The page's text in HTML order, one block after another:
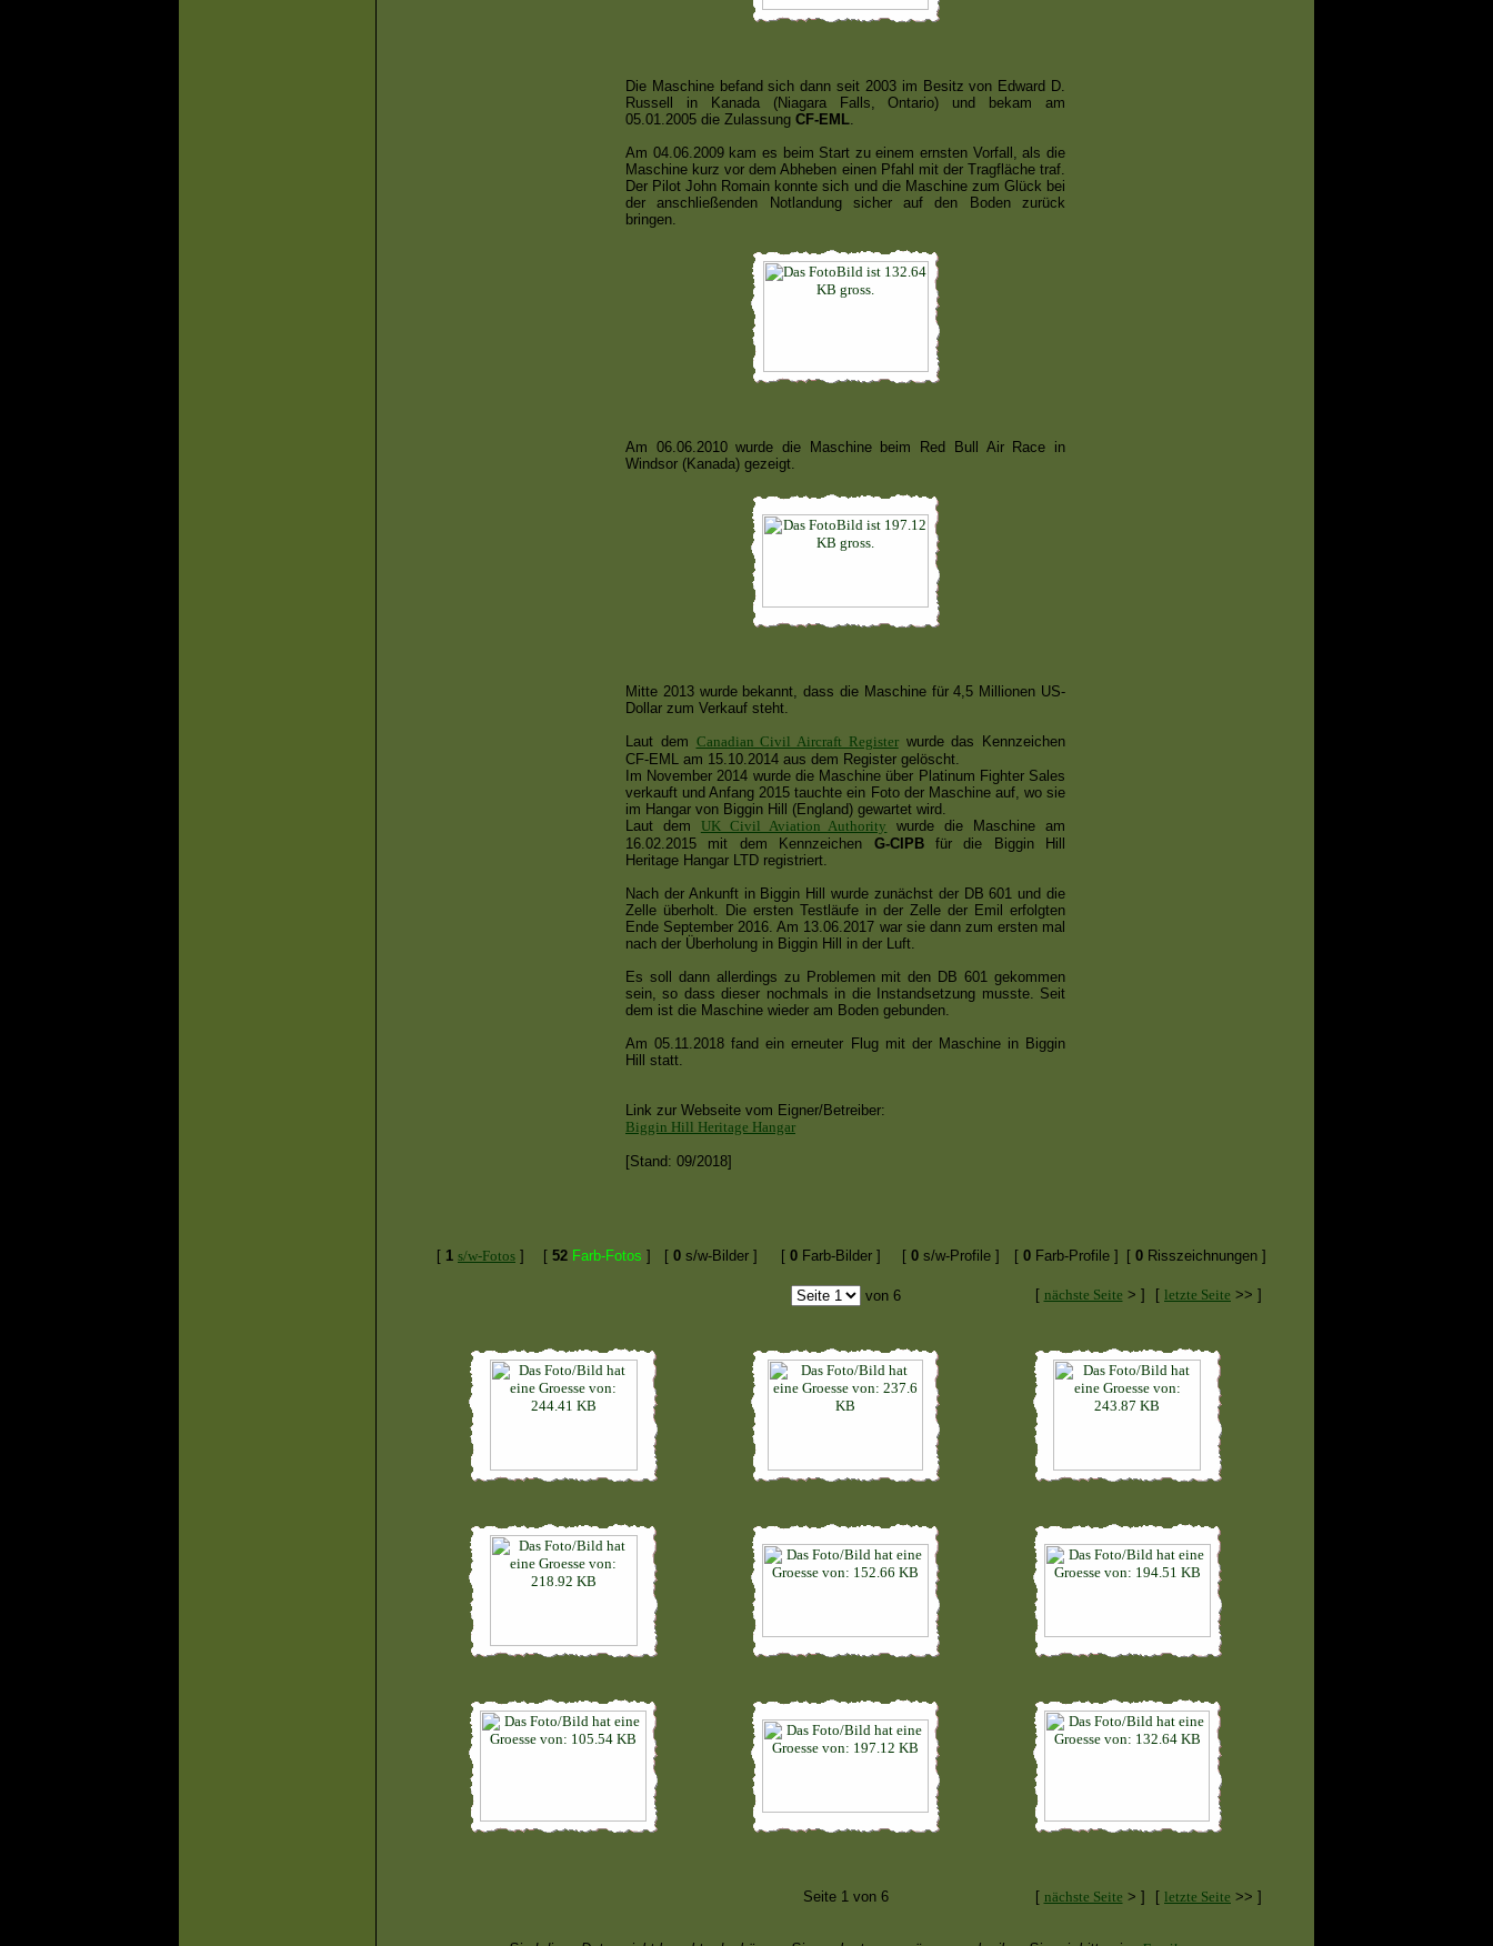
Die Maschine befand sich dann seit 2003 im Besitz von Edward D.
Russell in Kanada (Niagara Falls, Ontario) und bekam am
05.01.2005 die Zulassung CF-EML
Am 04.06.2009 kam es beim Start zu einem ernsten Vorfall, als die
Maschine kurz vor dem Abheben einen Pfahl mit der Tragfläche traf.
Der Pilot John Romain konnte sich und die Maschine zum Glück bei
der anschließenden Notlandung sicher auf den Boden zurück
bringen.
Am 06.06.2010 wurde die Maschine beim Red Bull Air Race in
Windsor (Kanada) gezeigt.
Mitte 2013 wurde bekannt, dass die Maschine für 4,5 Millionen US-
Dollar zum Verkauf steht.
Laut dem Canadian Civil Aircraft Registerwurde das Kennzeichen
CF-EML am 15.10.2014 aus dem Register gelöscht.
Im November 2014 wurde die Maschine über Platinum Fighter Sales
verkauft und Anfang 2015 tauchte ein Foto der Maschine auf, wo sie
im Hangar von Biggin Hill (England) gewartet wird.
Laut dem UK Civil Aviation Authority wurde die Maschine am
16.02.2015 mit dem Kennzeichen G-CIPBfür die Biggin Hill
Heritage Hangar LTD registriert.
Nach der Ankunft in Biggin Hill wurde zunächst der DB 601 und die
Zelle überholt. Die ersten Testläufe in der Zelle der Emil erfolgten
Ende September 2016. Am 13.06.2017 war sie dann zum ersten mal
nach der Überholung in Biggin Hill in der Luft.
Es soll dann allerdings zu Problemen mit den DB 601 gekommen
sein, so dass dieser nochmals in die Instandsetzung musste. Seit
dem ist die Maschine wieder am Boden gebunden.
Am 05.11.2018 fand ein erneuter Flug mit der Maschine in Biggin
Hill statt.
Link zur Webseite vom Eigner/Betreiber:
Biggin Hill Heritage Hangar
[Stand: 09/2018]
[ 1 s/w-Fotos ] [ 52 Farb-Fotos ] [ 0 s/w-Bilder ] [ 0 Farb-Bilder ] [ 0 s/w-Profile ] [ 0 Farb-Profile ] [ 0 Risszeichnungen ]
von 6 [ nächste Seite > ] [ letzte Seite >> ]
Seite 1 von 6 [ nächste Seite > ] [ letzte Seite >> ]